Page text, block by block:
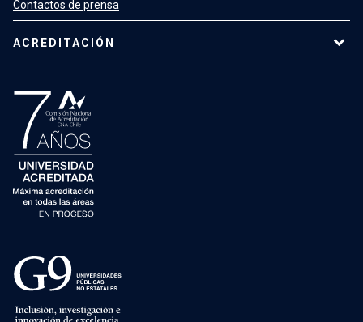
Contactos de prensa
ACREDITACIÓN